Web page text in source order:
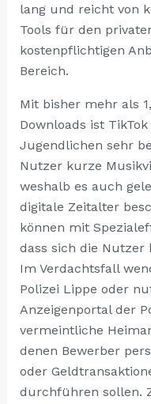
lang und reicht von
Tools für den
kostenpflichtigen
Bereich.
Mit bisher mehr als
Downloads ist
Jugendlichen sehr
Nutzer kurze
weshalb es auch
digitale Zeitalter
können mit
dass sich die Nutzer
Im Verdachtsfall
Polizei Lippe oder
Anzeigenportal der
vermeintliche
denen Bewerber
oder
durchführen sollen.